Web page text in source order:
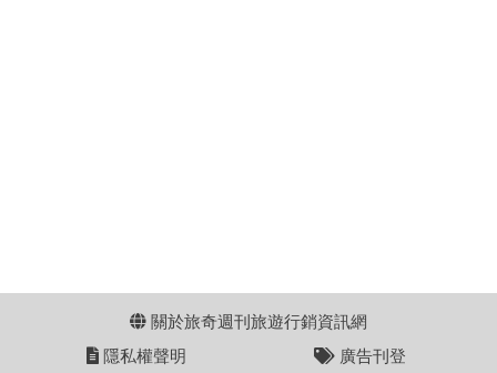
關於旅奇週刊旅遊行銷資訊網
隱私權聲明
廣告刊登